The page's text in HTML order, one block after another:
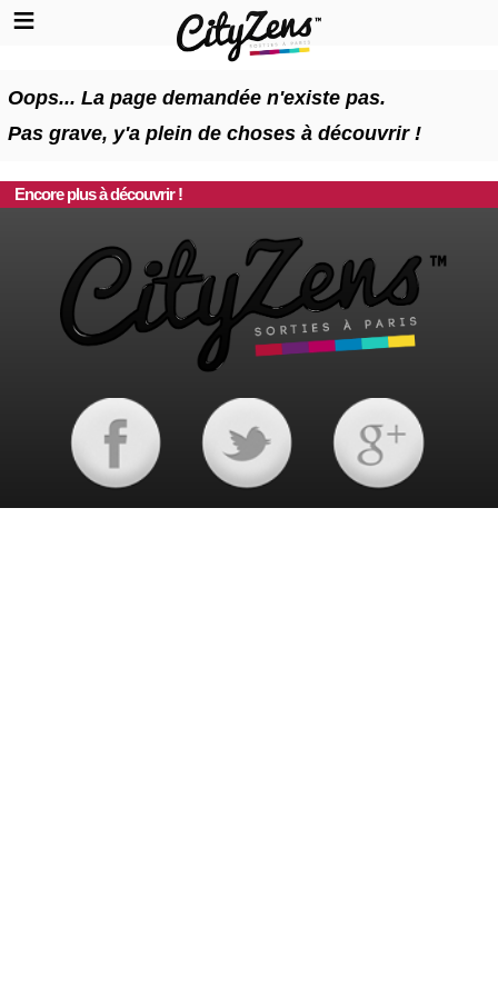
Oops... La page demandée n'existe pas.
Pas grave, y'a plein de choses à découvrir !
Encore plus à découvrir !